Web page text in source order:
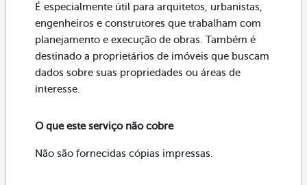
É especialmente útil para arquitetos, urbanistas,
engenheiros e construtores que trabalham com
planejamento e execução de obras. Também é
destinado a proprietários de imóveis que buscam
dados sobre suas propriedades ou áreas de
interesse.
O que este serviço não cobre
Não são fornecidas cópias impressas.